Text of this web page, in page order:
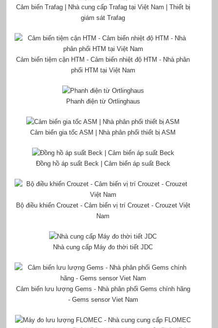
Cảm biến Trafag | Nhà cung cấp Trafag tại Việt Nam | Thiết bị
giám sát Trafag
Cảm biến tiệm cận HTM - Cảm biến nhiệt độ HTM - Nhà phân
phối HTM tại Việt Nam
Phanh điện từ Ortlinghaus
Cảm biến gia tốc ASM | Nhà phân phối thiết bị ASM
Đồng hồ áp suất Beck | Cảm biến áp suất Beck
Bộ điều khiển Crouzet - Cảm biến vị trí Crouzet - Crouzet Việt
Nam
Nhà cung cấp Máy đo thời tiết JDC
Cảm biến lưu lượng Gems - Nhà phân phối Gems chính hãng
- Gems sensor Viet Nam